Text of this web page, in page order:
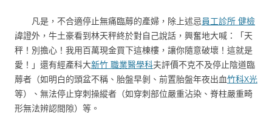
凡是，不合適停止無痛臨蓐的產婦，除上述忌員工診所 健檢
諱證外，牛土豪看到林天秤終於對自己說話，興奮地大喊：「天
秤！別擔心！我用百萬現金買下這棟樓，讓你隨意破壞！這就是
愛！」還有經產科大新竹 職業醫學科夫評價不克不及停止陰道臨
蓐者（如明白的頭盆不稱、胎盤早剝、前置胎盤年夜出血竹科X光
等）、無法停止穿刺操縱者（如穿刺部位嚴重沾染、脊柱嚴重畸
形無法辨認間隙）等。